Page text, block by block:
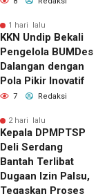
1 hari lalu
KKN Undip Bekali
Pengelola BUMDes
Dalangan dengan
Pola Pikir Inovatif
7 Redaksi
2 hari lalu
Kepala DPMPTSP
Deli Serdang
Bantah Terlibat
Dugaan Izin Palsu,
Tegaskan Proses